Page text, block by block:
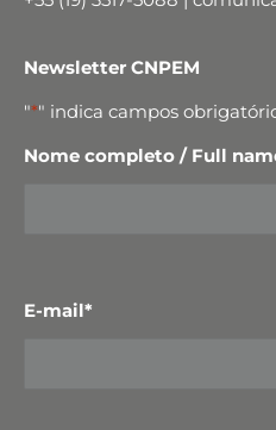
Newsletter CNPEM
"*" indica campos
Nome completo / Full
E-mail*